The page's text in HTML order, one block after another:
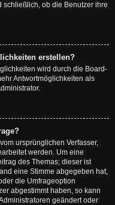
ob die Benutzer ihre
erstellen?
wird durch die Board-
Antwortmöglichkeiten als
ursprünglichen Verfasser,
werden. Um eine
des Themas; dieser ist
eine Stimme abgegeben hat,
die Umfrageoption
abgestimmt haben, so kann
geändert oder